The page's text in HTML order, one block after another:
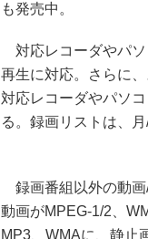
も発売中。
対応レコーダやパソ
再生に対応。さらに
対応レコーダやパソ
る。録画リストは、
録画番組以外の動画
動画がMPEG-1/2、
MP3、WMAに、静止